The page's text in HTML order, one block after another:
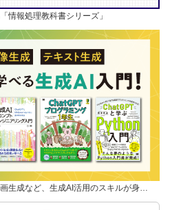
情報処理教科書シリーズ」
生成など、生成AI活用のスキルが身…